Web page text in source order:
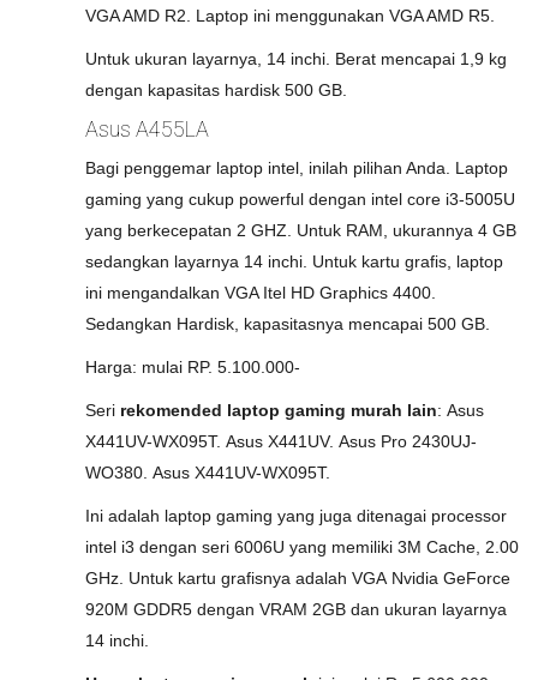
VGA AMD R2. Laptop ini menggunakan VGA AMD R5.
Untuk ukuran layarnya, 14 inchi. Berat mencapai 1,9 kg
dengan kapasitas hardisk 500 GB.
Asus A455LA
Bagi penggemar laptop intel, inilah pilihan Anda. Laptop
gaming yang cukup powerful dengan intel core i3-5005U
yang berkecepatan 2 GHZ. Untuk RAM, ukurannya 4 GB
sedangkan layarnya 14 inchi. Untuk kartu grafis, laptop
ini mengandalkan VGA Itel HD Graphics 4400.
Sedangkan Hardisk, kapasitasnya mencapai 500 GB.
Harga: mulai RP. 5.100.000-
Seri rekomended laptop gaming murah lain: Asus
X441UV-WX095T. Asus X441UV. Asus Pro 2430UJ-
WO380. Asus X441UV-WX095T.
Ini adalah laptop gaming yang juga ditenagai processor
intel i3 dengan seri 6006U yang memiliki 3M Cache, 2.00
GHz. Untuk kartu grafisnya adalah VGA Nvidia GeForce
920M GDDR5 dengan VRAM 2GB dan ukuran layarnya
14 inchi.